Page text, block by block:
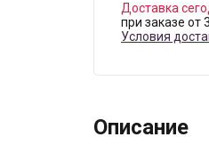
Доставка
при заказе от
Условия
Описание